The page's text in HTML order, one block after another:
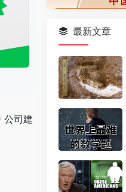
公司建
最新文章